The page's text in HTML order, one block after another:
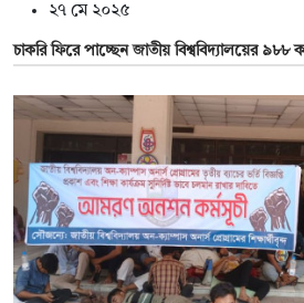
২৭ মে ২০২৫
চাকরি ফিরে পাচ্ছেন জাতীয় বিশ্ববিদ্যালয়ের ৯৮৮